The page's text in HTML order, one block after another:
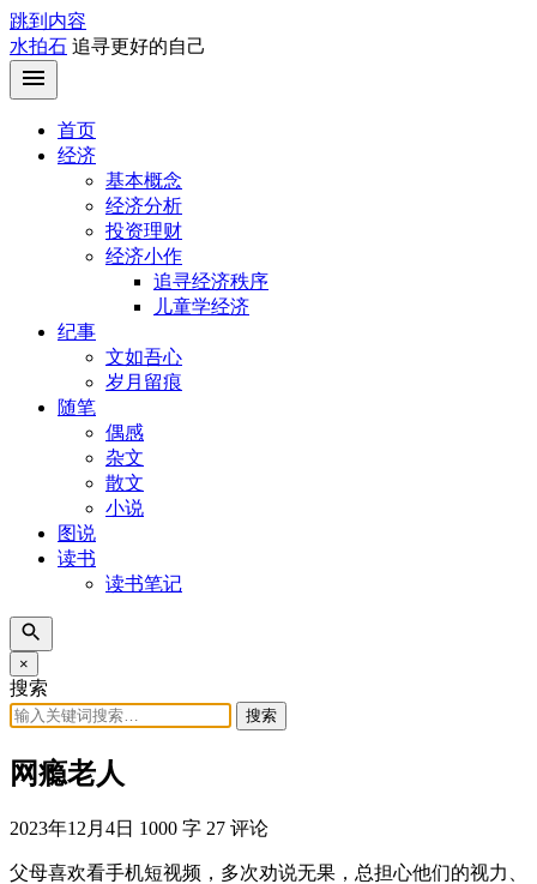
跳到内容
水拍石 追寻更好的自己
首页
经济
基本概念
经济分析
投资理财
经济小作
追寻经济秩序
儿童学经济
纪事
文如吾心
岁月留痕
随笔
偶感
杂文
散文
小说
图说
读书
读书笔记
×
搜索
搜索
网瘾老人
2023年12月4日 1000 字 27 评论
父母喜欢看手机短视频，多次劝说无果，总担心他们的视力、